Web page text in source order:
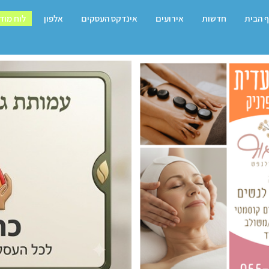
הבית חדשות אירועים אינדקס העסקים אלפון לוח